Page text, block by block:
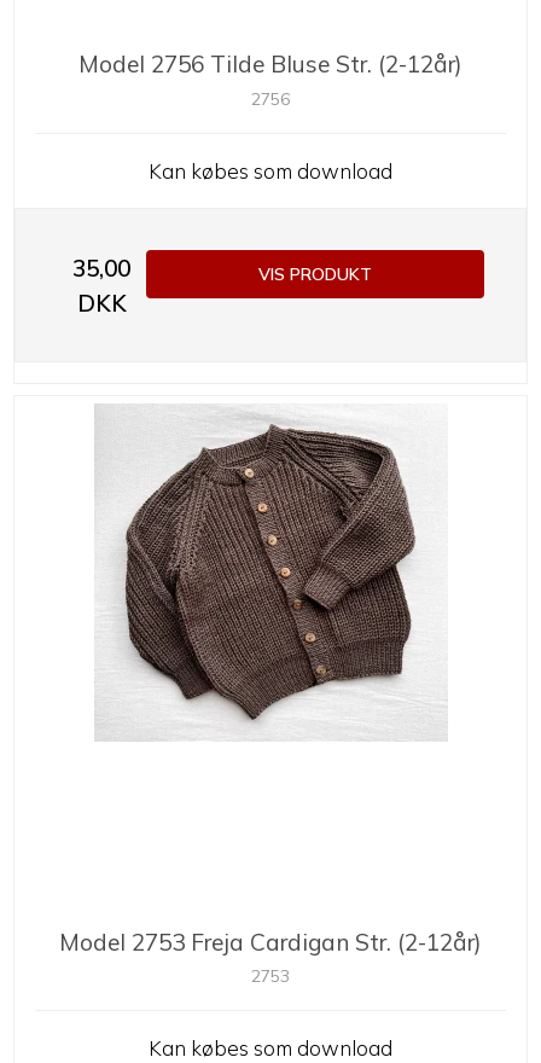
Model 2756 Tilde Bluse Str. (2-12år)
2756
Kan købes som download
35,00
DKK
VIS PRODUKT
Model 2753 Freja Cardigan Str. (2-12år)
2753
Kan købes som download